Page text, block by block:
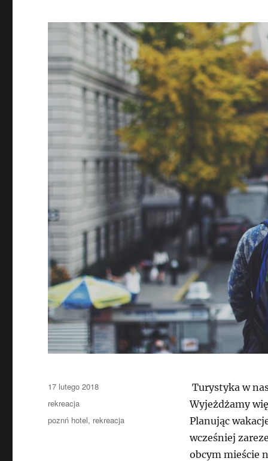
Turystyka w
Wyjeżdżamy
Planując
wcześniej
obcym mieście
Data
publikacji
17 lutego 2018
Kategorie
rekreacja
Tagi
poznń hotel, rekreacja